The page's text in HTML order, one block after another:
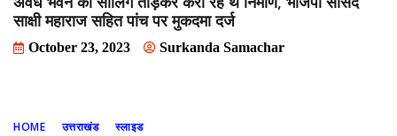
साक्षी महाराज सहित पांच पर मुकदमा दर्ज
October 23, 2023 Surkanda Samachar
HOME उत्तराखंड स्लाइड